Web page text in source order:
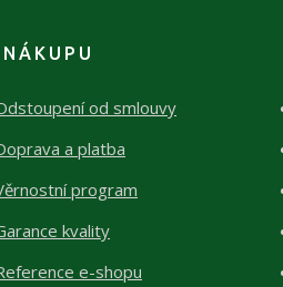
od smlouvy
a platba
program
kvality
e-shopu